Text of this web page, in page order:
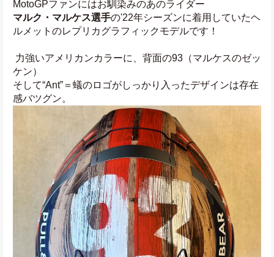
MotoGPファンにはお馴染みのあのライダー
マルク・マルケス選手の'22年シーズンに着用していたヘ
ルメットのレプリカグラフィックモデルです！
ケン）
そして“Ant”＝蟻のロゴがしっかり入ったデザインは存在
感バツグン。